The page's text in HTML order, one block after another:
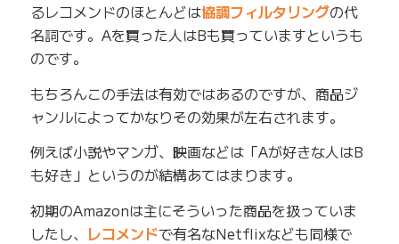
るレコメンドのほとんどは協調フィルタリングの代
名詞です。Aを買った人はBも買っていますというも
のです。
もちろんこの手法は有効ではあるのですが、商品ジ
ャンルによってかなりその効果が左右されます。
例えば小説やマンガ、映画などは「Aが好きな人はB
も好き」というのが結構あてはまります。
初期のAmazonは主にそういった商品を扱っていま
したし、 レコメンドで有名なNetflixなども同様で